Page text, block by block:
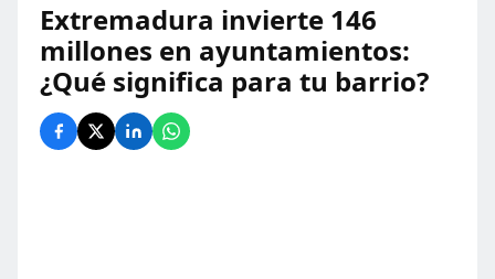
Extremadura invierte 146
millones en ayuntamientos:
¿Qué significa para tu barrio?